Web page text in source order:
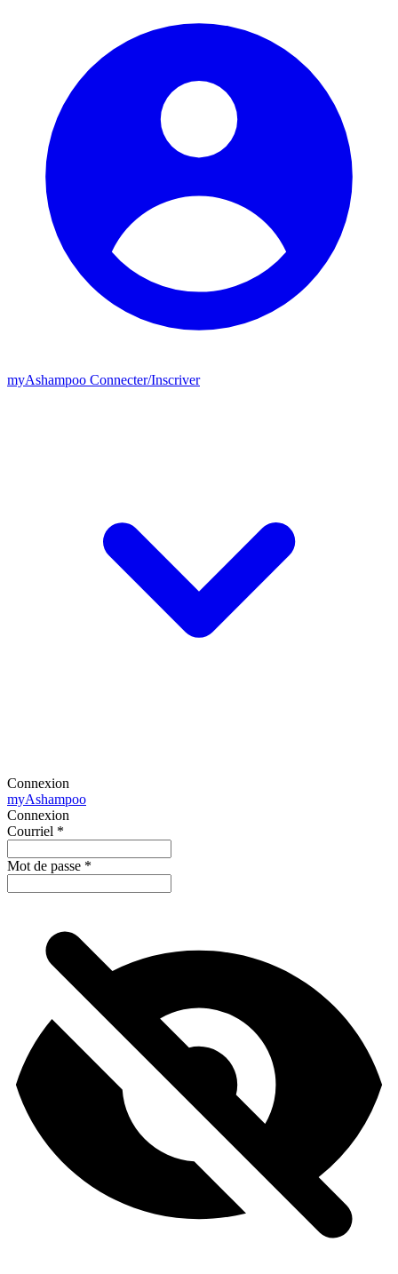
myAshampoo Connecter/Inscriver
Connexion
myAshampoo
Connexion
Courriel *
Mot de passe *